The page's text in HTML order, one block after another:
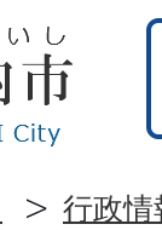
行政情